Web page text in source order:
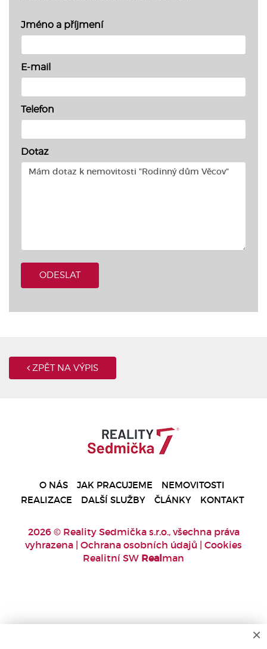
Jméno a příjmení
E-mail
Telefon
Dotaz
ODESLAT
ZPĚT NA VÝPIS
O NÁS JAK PRACUJEME
NEMOVITOSTI
REALIZACE
DALŠÍ SLUŽBY ČLÁNKY KONTAKT
2026 © Reality Sedmička s.r.o., všechna práva
vyhrazena | Ochrana osobních údajů | Cookies
Realitní SW Realman
×